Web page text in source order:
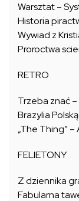
Warsztat –
Historia
Wywiad z
Proroctwa
RETRO
Trzeba znać
Brazylia
„The Thing”
FELIETONY
Z dziennika
Fabularna